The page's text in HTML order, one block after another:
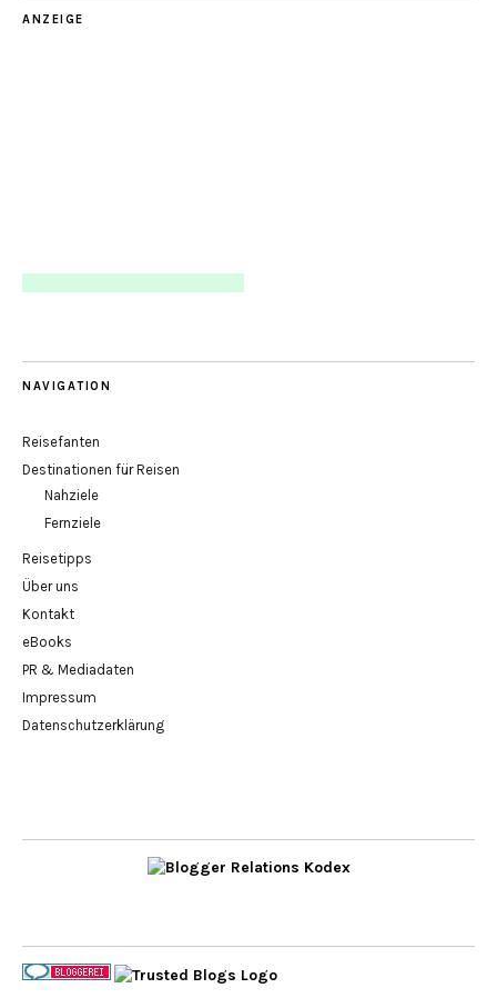
ANZEIGE
NAVIGATION
Reisefanten
Destinationen für Reisen
Nahziele
Fernziele
Reisetipps
Über uns
Kontakt
eBooks
PR & Mediadaten
Impressum
Datenschutzerklärung